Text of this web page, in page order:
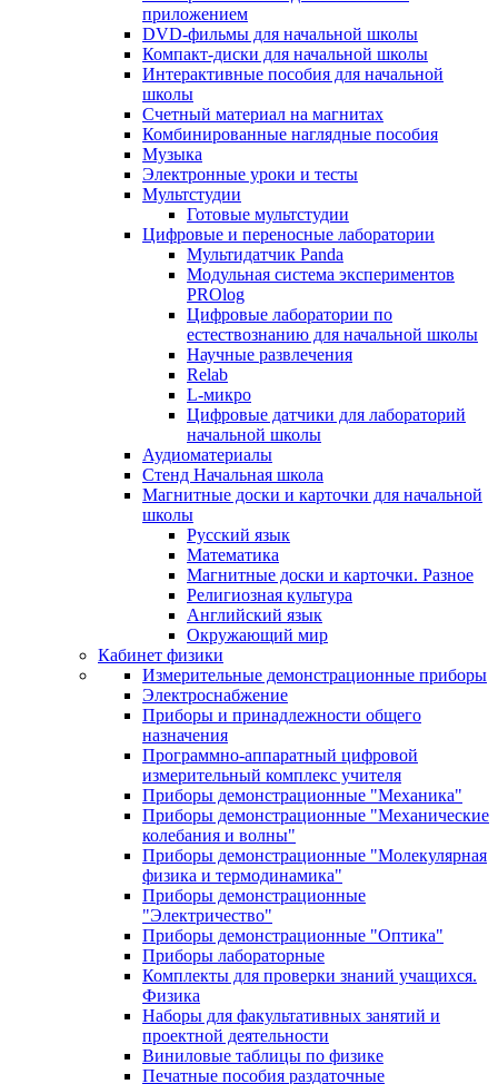
приложением
DVD-фильмы для начальной школы
Компакт-диски для начальной школы
Интерактивные пособия для начальной
школы
Счетный материал на магнитах
Комбинированные наглядные пособия
Музыка
Электронные уроки и тесты
Мультстудии
Готовые мультстудии
Цифровые и переносные лаборатории
Мультидатчик Panda
Модульная система экспериментов
PROlog
Цифровые лаборатории по
естествознанию для начальной школы
Научные развлечения
Relab
L-микро
Цифровые датчики для лабораторий
начальной школы
Аудиоматериалы
Стенд Начальная школа
Магнитные доски и карточки для начальной
школы
Русский язык
Математика
Магнитные доски и карточки. Разное
Религиозная культура
Английский язык
Окружающий мир
Кабинет физики
Измерительные демонстрационные приборы
Электроснабжение
Приборы и принадлежности общего
назначения
Программно-аппаратный цифровой
измерительный комплекс учителя
Приборы демонстрационные "Механика"
Приборы демонстрационные "Механические
колебания и волны"
Приборы демонстрационные "Молекулярная
физика и термодинамика"
Приборы демонстрационные
"Электричество"
Приборы демонстрационные "Оптика"
Приборы лабораторные
Комплекты для проверки знаний учащихся.
Физика
Наборы для факультативных занятий и
проектной деятельности
Виниловые таблицы по физике
Печатные пособия раздаточные